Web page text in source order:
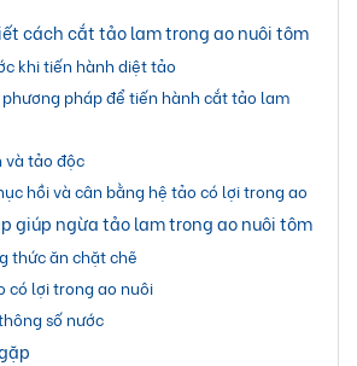
cách cắt tảo lam trong ao nuôi tôm
khi tiến hành diệt tảo
phương pháp để tiến hành cắt tảo lam
và tảo độc
hồi và cân bằng hệ tảo có lợi trong ao
giúp ngừa tảo lam trong ao nuôi tôm
thức ăn chặt chẽ
có lợi trong ao nuôi
số nước